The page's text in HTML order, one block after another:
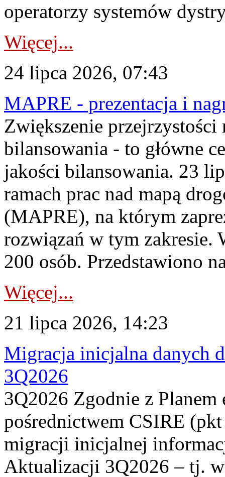
operatorzy systemów
Więcej...
24 lipca 2026, 07:43
MAPRE - prezentacja i
Zwiększenie
bilansowania - to główne
jakości bilansowania. 23
ramach prac nad mapą
(MAPRE), na którym
rozwiązań w tym zakresie.
200 osób. Przedstawiono
Więcej...
21 lipca 2026, 14:23
Migracja inicjalna danych
3Q2026
3Q2026 Zgodnie z
pośrednictwem CSIRE
migracji inicjalnej
Aktualizacji 3Q2026 – tj.